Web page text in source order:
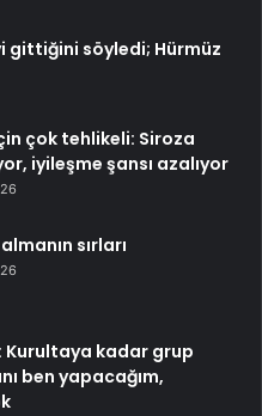
gittiğini söyledi; Hürmüz
çok tehlikeli: Siroza
iyileşme şansı azalıyor
sırları
Kurultaya kadar grup
ben yapacağım,